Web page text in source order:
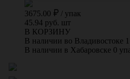
3675.00 / упак
45.94 руб. шт
В КОРЗИНУ
В наличии во Владивостоке
В наличии в Хабаровске 0